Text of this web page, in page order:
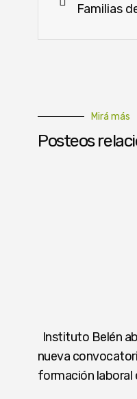
Mirá más
Posteos
Instituto Belén
nueva
formación laboral